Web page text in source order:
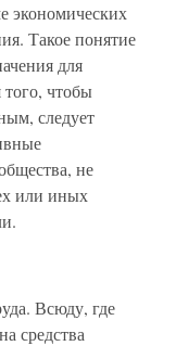
экономических
Такое понятие
для
того, чтобы
следует
не
или иных
Всюду, где
средства